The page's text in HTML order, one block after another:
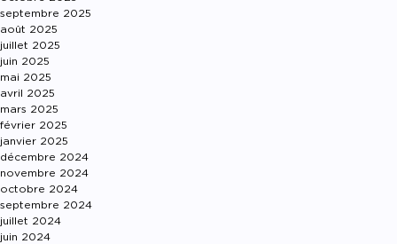
septembre 2025
août 2025
juillet 2025
juin 2025
mai 2025
avril 2025
mars 2025
février 2025
janvier 2025
décembre 2024
novembre 2024
octobre 2024
septembre 2024
juillet 2024
juin 2024